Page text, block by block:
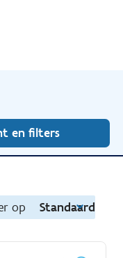
en filters
op Standaard